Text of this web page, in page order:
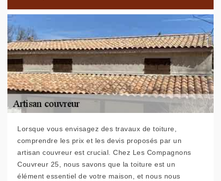
Lorsque vous envisagez des travaux de toiture,
comprendre les prix et les devis proposés par un
artisan couvreur est crucial. Chez Les Compagnons
Couvreur 25, nous savons que la toiture est un
élément essentiel de votre maison, et nous nous